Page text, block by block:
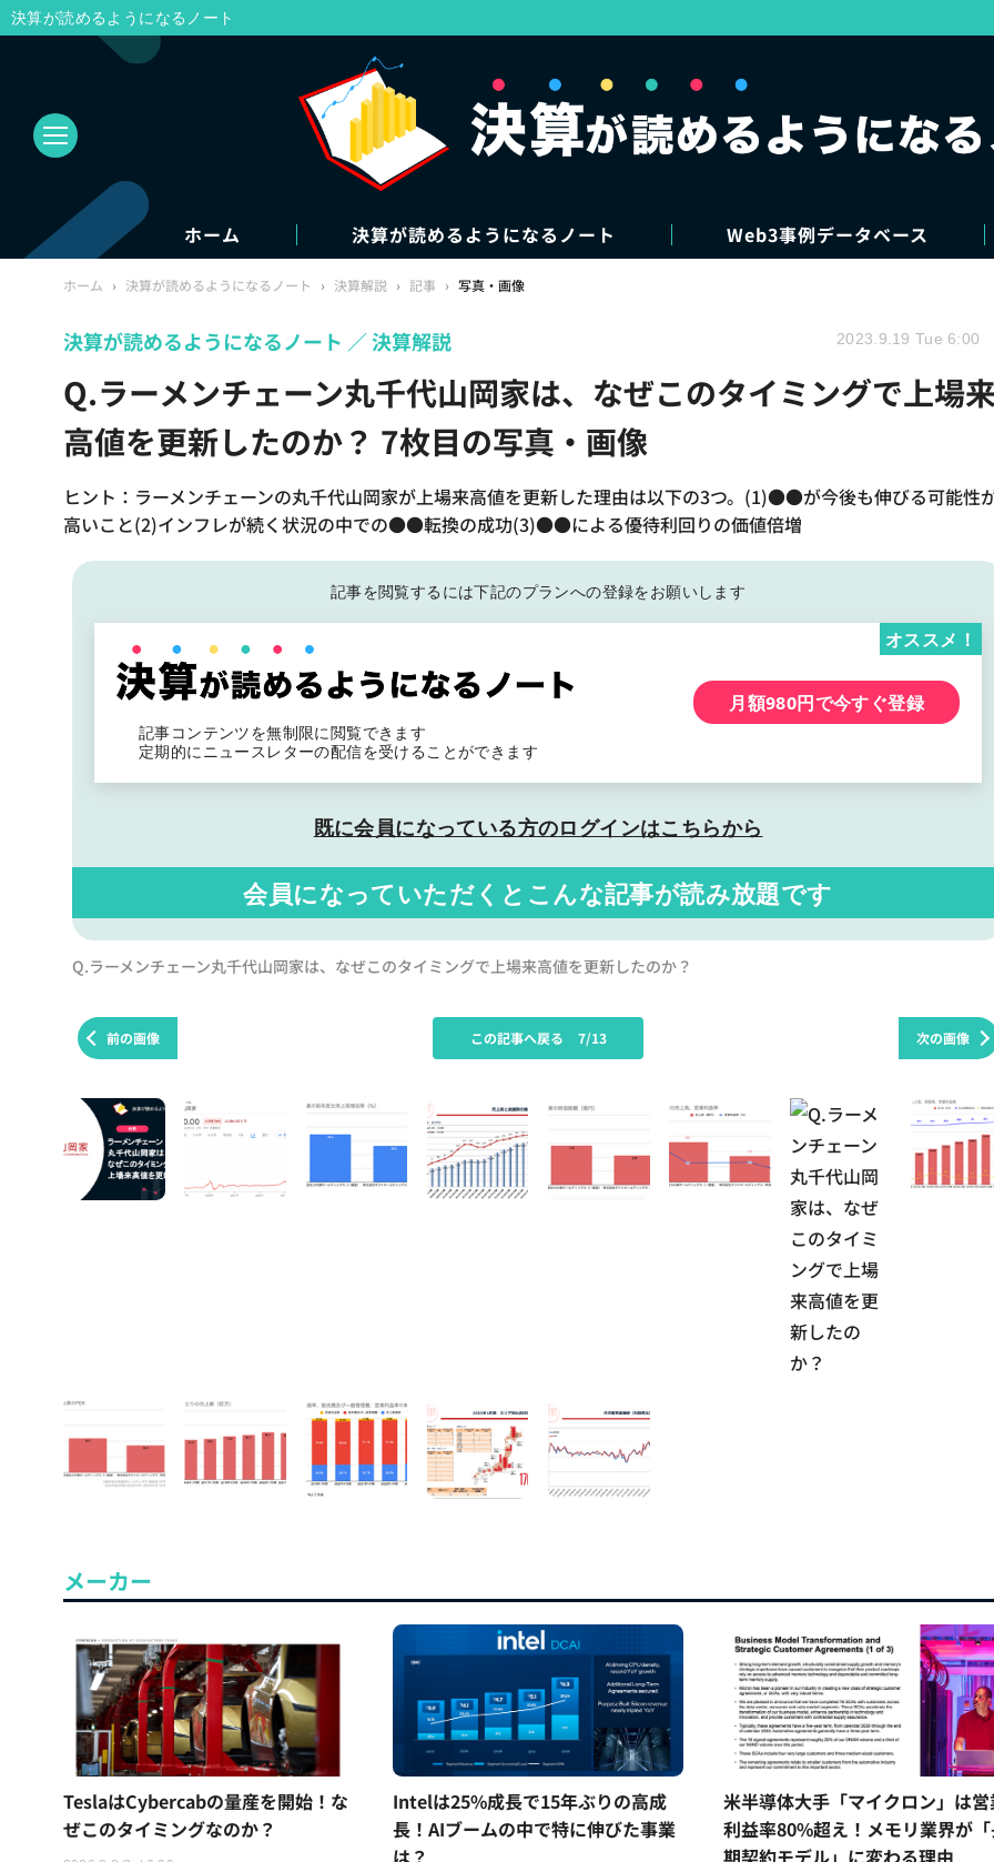
ホーム 決算が読めるようになるノート Web3事例データベース
ホーム › 決算が読めるようになるノート › 決算解説 › 記事 › 写真・画像
Q.ラーメンチェーン丸千代山岡家は、なぜこのタイミングで上場
高値を更新したのか？ 7枚目の写真・画像
ヒント：ラーメンチェーンの丸千代山岡家が上場来高値を更新した理由は以下の3つ。(1)●●が今後も伸びる可能性
高いこと(2)インフレが続く状況の中での●●転換の成功(3)●●による優待利回りの価値倍増
決算が読めるようになるノート 決算解説 2023.9.19 Tue 6:00
記事を閲覧するには下記のプランへの登録をお願いします
記事コンテンツを無制限に閲覧できます
定期的にニュースレターの配信を受けることができます
オススメ！
月額980円で今すぐ登録
既に会員になっている方のログインはこちらから
会員になっていただくと こんな記事が読み放題です
Q.ラーメンチェーン丸千代山岡家は、なぜこのタイミングで上場来高値を更新したのか？
前の画像 次の画像
この記事へ戻る 7/13
メーカー
TeslaはCybercabの量産を開始！な
ぜこのタイミングなのか？
Intelは25%成長で15年ぶりの高成
長！AIブームの中で特に伸びた事業
は？
米半導体大手「マイクロン」は営
利益率80%超え！メモリ業界が
期契約モデル」に変わる理由
決算が読めるようになるノート